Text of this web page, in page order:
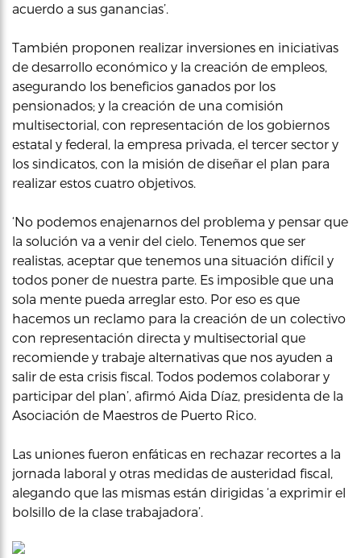
acuerdo a sus ganancias’.
También proponen realizar inversiones en iniciativas
de desarrollo económico y la creación de empleos,
asegurando los beneficios ganados por los
pensionados; y la creación de una comisión
multisectorial, con representación de los gobiernos
estatal y federal, la empresa privada, el tercer sector y
los sindicatos, con la misión de diseñar el plan para
realizar estos cuatro objetivos.
‘No podemos enajenarnos del problema y pensar que
la solución va a venir del cielo. Tenemos que ser
realistas, aceptar que tenemos una situación difícil y
todos poner de nuestra parte. Es imposible que una
sola mente pueda arreglar esto. Por eso es que
hacemos un reclamo para la creación de un colectivo
con representación directa y multisectorial que
recomiende y trabaje alternativas que nos ayuden a
salir de esta crisis fiscal. Todos podemos colaborar y
participar del plan’, afirmó Aida Díaz, presidenta de la
Asociación de Maestros de Puerto Rico.
Las uniones fueron enfáticas en rechazar recortes a la
jornada laboral y otras medidas de austeridad fiscal,
alegando que las mismas están dirigidas ‘a exprimir el
bolsillo de la clase trabajadora’.